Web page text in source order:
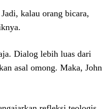
kalau orang bicara,
Dialog lebih luas dari
asal omong. Maka, John